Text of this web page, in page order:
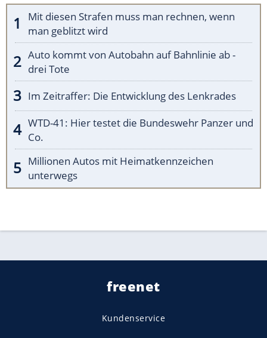
Mit diesen Strafen muss man rechnen, wenn
man geblitzt wird
Auto kommt von Autobahn auf Bahnlinie ab -
drei Tote
Im Zeitraffer: Die Entwicklung des Lenkrades
WTD-41: Hier testet die Bundeswehr Panzer und
Co.
Millionen Autos mit Heimatkennzeichen
unterwegs
freenet
Kundenservice